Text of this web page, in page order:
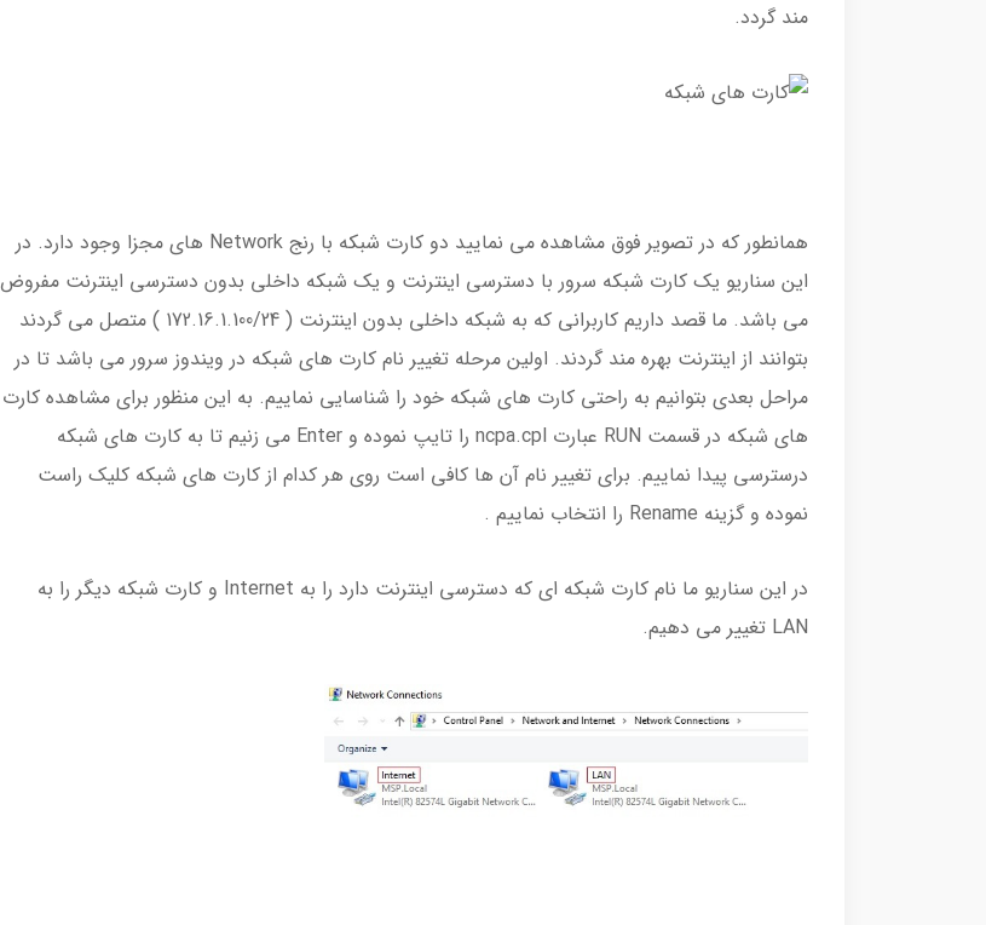
مند گردد.
همانطور که در تصویر فوق مشاهده می نمایید دو کارت شبکه با رنج Network های مجزا وجود دارد. در
این سناریو یک کارت شبکه سرور با دسترسی اینترنت و یک شبکه داخلی بدون دسترسی اینترنت مفروض
می باشد. ما قصد داریم کاربرانی که به شبکه داخلی بدون اینترنت ( 172.16.1.100/24 ) متصل می گردند
بتوانند از اینترنت بهره مند گردند. اولین مرحله تغییر نام کارت های شبکه در ویندوز سرور می باشد تا در
مراحل بعدی بتوانیم به راحتی کارت های شبکه خود را شناسایی نماییم. به این منظور برای مشاهده کارت
های شبکه در قسمت RUN عبارت ncpa.cpl را تایپ نموده و Enter می زنیم تا به کارت های شبکه
درسترسی پیدا نماییم. برای تغییر نام آن ها کافی است روی هر کدام از کارت های شبکه کلیک راست
نموده و گزینه Rename را انتخاب نماییم .
در این سناریو ما نام کارت شبکه ای که دسترسی اینترنت دارد را به Internet و کارت شبکه دیگر را به
LAN تغییر می دهیم.